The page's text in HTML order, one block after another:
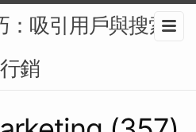
：吸引用戶與搜索
銷